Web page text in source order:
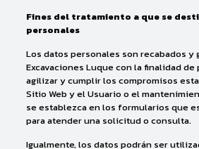
Fines del tratamiento a que se
personales
Los datos personales son recabados y
Excavaciones Luque con la finalidad
agilizar y cumplir los compromisos
Sitio Web y el Usuario o el
se establezca en los formularios que
para atender una solicitud o consulta.
Igualmente, los datos podrán ser